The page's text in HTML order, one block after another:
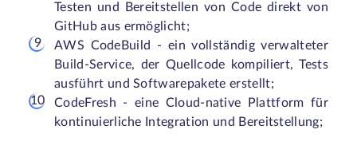
Testen und Bereitstellen von Code direkt von
GitHub aus ermöglicht;
AWS CodeBuild - ein vollständig verwalteter
Build-Service, der Quellcode kompiliert, Tests
ausführt und Softwarepakete erstellt;
CodeFresh - eine Cloud-native Plattform für
kontinuierliche Integration und Bereitstellung;